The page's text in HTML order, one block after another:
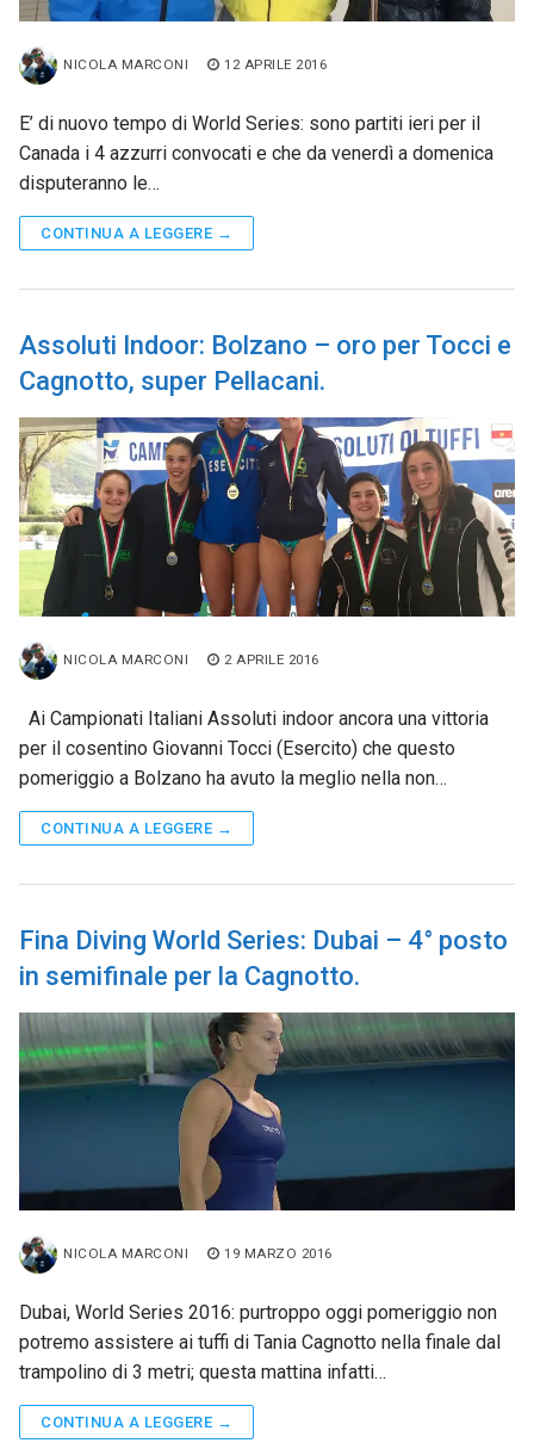
NICOLA MARCONI 12 APRILE 2016
E’ di nuovo tempo di World Series: sono partiti ieri per il
Canada i 4 azzurri convocati e che da venerdì a domenica
disputeranno le…
CONTINUA A LEGGERE →
Assoluti Indoor: Bolzano – oro per Tocci e
Cagnotto, super Pellacani.
NICOLA MARCONI 2 APRILE 2016
Ai Campionati Italiani Assoluti indoor ancora una vittoria
per il cosentino Giovanni Tocci (Esercito) che questo
pomeriggio a Bolzano ha avuto la meglio nella non…
CONTINUA A LEGGERE →
Fina Diving World Series: Dubai – 4° posto
in semifinale per la Cagnotto.
NICOLA MARCONI 19 MARZO 2016
Dubai, World Series 2016: purtroppo oggi pomeriggio non
potremo assistere ai tuffi di Tania Cagnotto nella finale dal
trampolino di 3 metri; questa mattina infatti…
CONTINUA A LEGGERE →